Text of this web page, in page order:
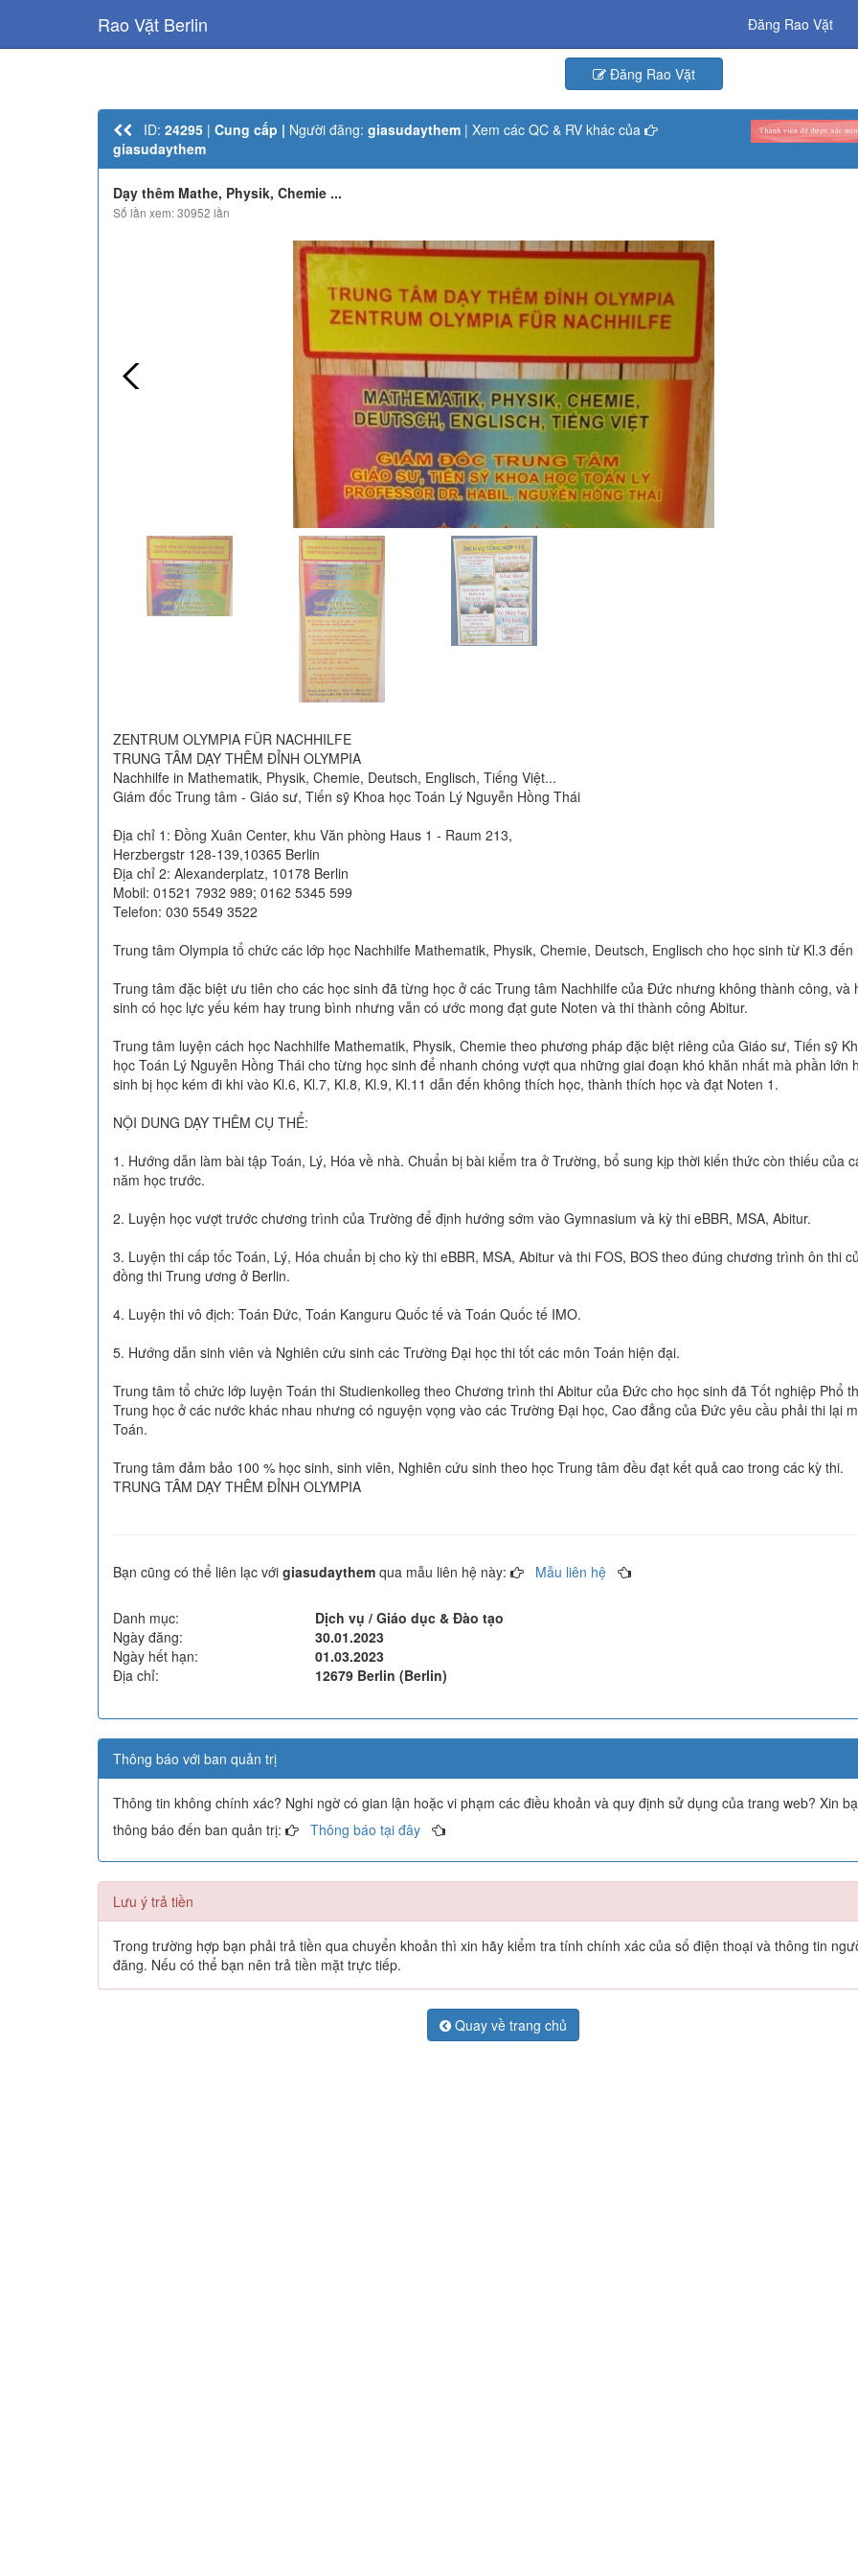
Rao Vặt Berlin Đăng Rao Vặt
Đăng Rao Vặt
ID: 24295 | Cung cấp | Người đăng: giasudaythem | Xem các QC & RV khác của
giasudaythem
Dạy thêm Mathe, Physik, Chemie ...
Số lần xem: 30952 lần
ZENTRUM OLYMPIA FÜR NACHHILFE
TRUNG TÂM DẠY THÊM ĐỈNH OLYMPIA
Nachhilfe in Mathematik, Physik, Chemie, Deutsch, Englisch, Tiếng Việt...
Giám đốc Trung tâm - Giáo sư, Tiến sỹ Khoa học Toán Lý Nguyễn Hồng Thái
Địa chỉ 1: Đồng Xuân Center, khu Văn phòng Haus 1 - Raum 213,
Herzbergstr 128-139,10365 Berlin
Địa chỉ 2: Alexanderplatz, 10178 Berlin
Mobil: 01521 7932 989; 0162 5345 599
Telefon: 030 5549 3522
Trung tâm Olympia tổ chức các lớp học Nachhilfe Mathematik, Physik, Chemie, Deutsch, Englisch cho học sinh từ Kl.3 đến
Trung tâm đặc biệt ưu tiên cho các học sinh đã từng học ở các Trung tâm Nachhilfe của Đức nhưng không thành công, và
sinh có học lực yếu kém hay trung bình nhưng vẫn có ước mong đạt gute Noten và thi thành công Abitur.
Trung tâm luyện cách học Nachhilfe Mathematik, Physik, Chemie theo phương pháp đặc biệt riêng của Giáo sư, Tiến sỹ
học Toán Lý Nguyễn Hồng Thái cho từng học sinh để nhanh chóng vượt qua những giai đoạn khó khăn nhất mà phần lớn
sinh bị học kém đi khi vào Kl.6, Kl.7, Kl.8, Kl.9, Kl.11 dẫn đến không thích học, thành thích học và đạt Noten 1.
NỘI DUNG DẠY THÊM CỤ THỂ:
1. Hướng dẫn làm bài tập Toán, Lý, Hóa về nhà. Chuẩn bị bài kiểm tra ở Trường, bổ sung kịp thời kiến thức còn thiếu của
năm học trước.
2. Luyện học vượt trước chương trình của Trường để định hướng sớm vào Gymnasium và kỳ thi eBBR, MSA, Abitur.
3. Luyện thi cấp tốc Toán, Lý, Hóa chuẩn bị cho kỳ thi eBBR, MSA, Abitur và thi FOS, BOS theo đúng chương trình ôn thi
đồng thi Trung ương ở Berlin.
4. Luyện thi vô địch: Toán Đức, Toán Kanguru Quốc tế và Toán Quốc tế IMO.
5. Hướng dẫn sinh viên và Nghiên cứu sinh các Trường Đại học thi tốt các môn Toán hiện đại.
Trung tâm tổ chức lớp luyện Toán thi Studienkolleg theo Chương trình thi Abitur của Đức cho học sinh đã Tốt nghiệp Phổ
Trung học ở các nước khác nhau nhưng có nguyện vọng vào các Trường Đại học, Cao đẳng của Đức yêu cầu phải thi lại
Toán.
Trung tâm đảm bảo 100 % học sinh, sinh viên, Nghiên cứu sinh theo học Trung tâm đều đạt kết quả cao trong các kỳ thi.
TRUNG TÂM DẠY THÊM ĐỈNH OLYMPIA
Bạn cũng có thể liên lạc với giasudaythem qua mẫu liên hệ này: Mẫu liên hệ
Danh mục:
Dịch vụ / Giáo dục & Đào tạo
Ngày đăng:
30.01.2023
Ngày hết hạn:
01.03.2023
Địa chỉ:
12679 Berlin (Berlin)
Thông báo với ban quản trị
Thông tin không chính xác? Nghi ngờ có gian lận hoặc vi phạm các điều khoản và quy định sử dụng của trang web? Xin
thông báo đến ban quản trị:
Thông báo tại đây
Lưu ý trả tiền
Trong trường hợp bạn phải trả tiền qua chuyển khoản thì xin hãy kiểm tra tính chính xác của số điện thoại và thông tin
đăng. Nếu có thể bạn nên trả tiền mặt trực tiếp.
Quay về trang chủ